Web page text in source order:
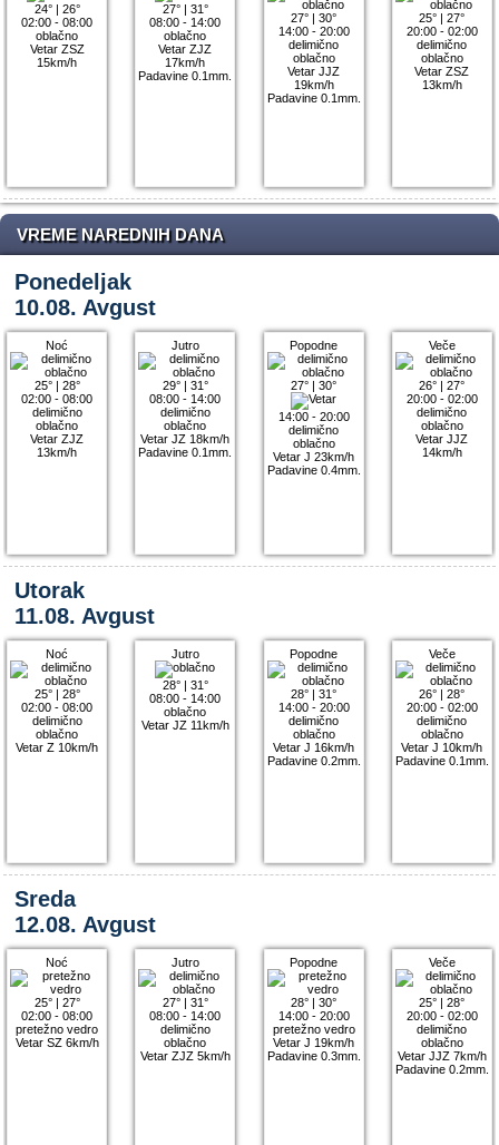
24°| 26°
02:00 - 08:00
oblačno
Vetar ZSZ
15km/h
27°| 31°
08:00 - 14:00
oblačno
Vetar ZJZ
17km/h
Padavine 0.1mm.
27° |30°
14:00 - 20:00
delimično
oblačno
Vetar JJZ
19km/h
Padavine 0.1mm.
25° |27°
20:00 - 02:00
delimično
oblačno
Vetar ZSZ
13km/h
VREME NAREDNIH DANA
Ponedeljak
10.08. Avgust
Noć
25°| 28°
02:00 - 08:00
delimično
oblačno
Vetar ZJZ
13km/h
Jutro
29°| 31°
08:00 - 14:00
delimično
oblačno
Vetar JZ 18km/h
Padavine 0.1mm.
Popodne
27° |30°
14:00 - 20:00
delimično
oblačno
Vetar J 23km/h
Padavine 0.4mm.
Veče
26° |27°
20:00 - 02:00
delimično
oblačno
Vetar JJZ
14km/h
Utorak
11.08. Avgust
Noć
25°| 28°
02:00 - 08:00
delimično
oblačno
Vetar Z 10km/h
Jutro
28°| 31°
08:00 - 14:00
oblačno
Vetar JZ 11km/h
Popodne
28° |31°
14:00 - 20:00
delimično
oblačno
Vetar J 16km/h
Padavine 0.2mm.
Veče
26° |28°
20:00 - 02:00
delimično
oblačno
Vetar J 10km/h
Padavine 0.1mm.
Sreda
12.08. Avgust
Noć
25°| 27°
02:00 - 08:00
pretežno vedro
Vetar SZ 6km/h
Jutro
27°| 31°
08:00 - 14:00
delimično
oblačno
Vetar ZJZ 5km/h
Popodne
28° |30°
14:00 - 20:00
pretežno vedro
Vetar J 19km/h
Padavine 0.3mm.
Veče
25° |28°
20:00 - 02:00
delimično
oblačno
Vetar JJZ 7km/h
Padavine 0.2mm.